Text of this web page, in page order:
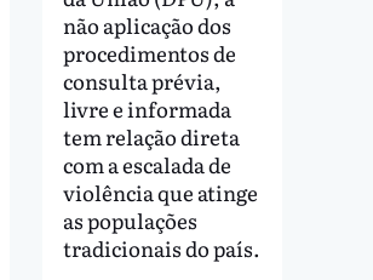
não aplicação dos
procedimentos de
consulta prévia,
livre e informada
tem relação direta
com a escalada de
violência que atinge
as populações
tradicionais do país.